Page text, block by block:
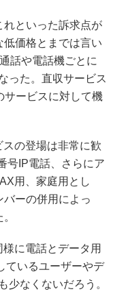
といった訴求点が
価格とまでは言い
話や電話機ごとに
った。直収サービス
サービスに対して機
の登場は非常に歓
号IP電話、さらにア
用、家庭用とし
ーの併用によっ
に電話とデータ用
ているユーザーやデ
少なくないだろう。